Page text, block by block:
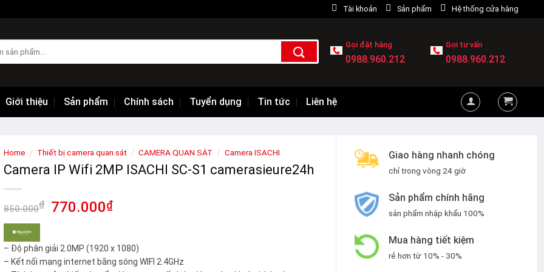
Tài khoản Sản phẩm Hệ thống cửa hàng
Gọi đặt hàng
0988.960.212
Gọi tư vấn
0988.960.212
Giới thiệu Sản phẩm Chính sách Tuyển dụng Tin tức Liên hệ
Giao hàng nhanh chóng
chỉ trong vòng 24 giờ
Sản phẩm chính hãng
sản phẩm nhập khẩu 100%
Mua hàng tiết kiệm
rẻ hơn từ 10% - 30%
Home / Thiết bị camera quan sát / CAMERA QUAN SÁT / Camera ISACHI
Camera IP Wifi 2MP ISACHI SC-S1 camerasieure24h
850.000₫ 770.000₫
– Độ phân giải 2.0MP (1920 x 1080)
– Kết nối mạng internet bằng sóng WIFI 2.4GHz